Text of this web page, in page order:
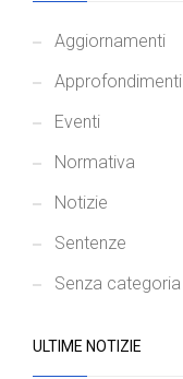
Aggiornamenti
Approfondimenti
Eventi
Normativa
Notizie
Sentenze
Senza categoria
ULTIME NOTIZIE